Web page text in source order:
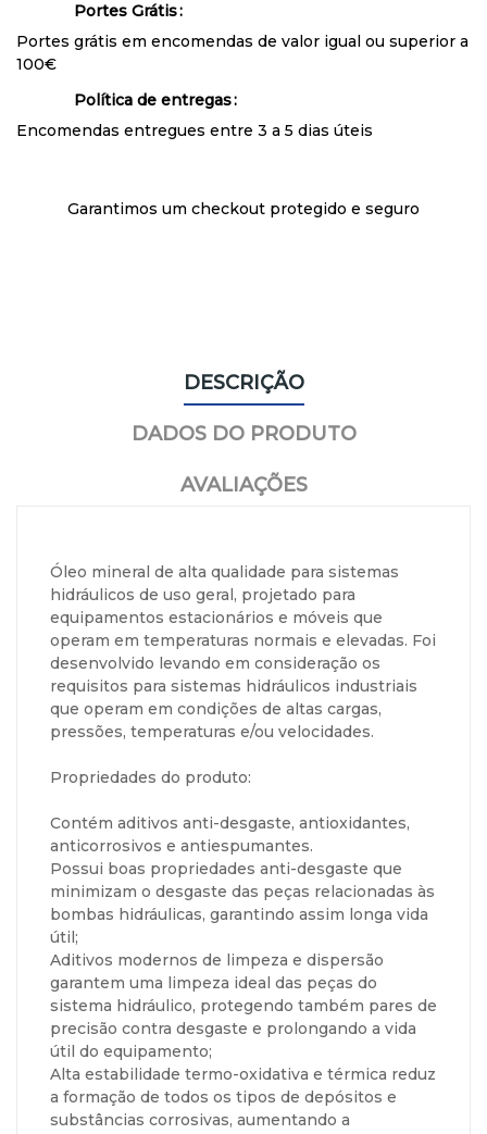
Portes Grátis
Portes grátis em encomendas de valor igual ou superior a
100€
Política de entregas
Encomendas entregues entre 3 a 5 dias úteis
Garantimos um checkout protegido e seguro
DESCRIÇÃO
DADOS DO PRODUTO
AVALIAÇÕES
Óleo mineral de alta qualidade para sistemas
hidráulicos de uso geral, projetado para
equipamentos estacionários e móveis que
operam em temperaturas normais e elevadas. Foi
desenvolvido levando em consideração os
requisitos para sistemas hidráulicos industriais
que operam em condições de altas cargas,
pressões, temperaturas e/ou velocidades.
Propriedades do produto:
Contém aditivos anti-desgaste, antioxidantes,
anticorrosivos e antiespumantes.
Possui boas propriedades anti-desgaste que
minimizam o desgaste das peças relacionadas às
bombas hidráulicas, garantindo assim longa vida
útil;
Aditivos modernos de limpeza e dispersão
garantem uma limpeza ideal das peças do
sistema hidráulico, protegendo também pares de
precisão contra desgaste e prolongando a vida
útil do equipamento;
Alta estabilidade termo-oxidativa e térmica reduz
a formação de todos os tipos de depósitos e
substâncias corrosivas, aumentando a